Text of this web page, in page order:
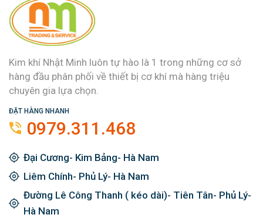
Kim khí Nhật Minh luôn tự hào là 1 trong những cơ sở
hàng đầu phân phối về thiết bị cơ khí mà hàng triệu
chuyên gia lựa chọn.
ĐẶT HÀNG NHANH
0979.311.468
Đại Cương- Kim Bảng- Hà Nam
Liêm Chính- Phủ Lý- Hà Nam
Đường Lê Công Thanh ( kéo dài)- Tiên Tân- Phủ Lý-
Hà Nam